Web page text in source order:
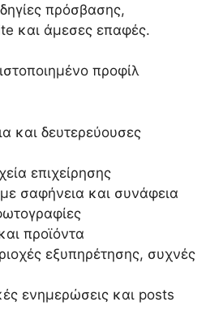
πρόσβασης,
και άμεσες επαφές.
προφίλ
και δευτερεύουσες
επιχείρησης
σαφήνεια και συνάφεια
προϊόντα
εξυπηρέτησης, συχνές
ενημερώσεις και posts